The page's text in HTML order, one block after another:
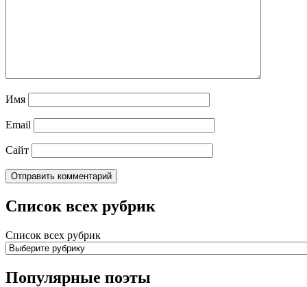
Имя
Email
Сайт
Список всех рубрик
Список всех рубрик
Популярные поэты